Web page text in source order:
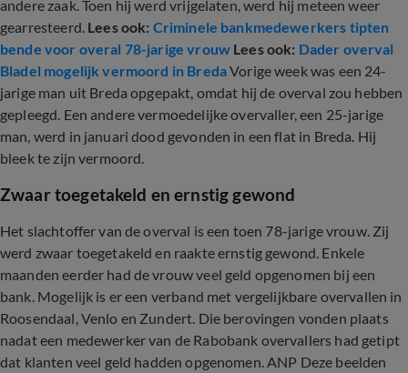
andere zaak. Toen hij werd vrijgelaten, werd hij meteen weer
gearresteerd. Lees ook: Criminele bankmedewerkers tipten
bende voor overal 78-jarige vrouwLees ook: Dader overval
Bladel mogelijk vermoord in BredaVorige week was een 24-
jarige man uit Breda opgepakt, omdat hij de overval zou hebben
gepleegd. Een andere vermoedelijke overvaller, een 25-jarige
man, werd in januari dood gevonden in een flat in Breda. Hij
bleek te zijn vermoord.
Zwaar toegetakeld en ernstig gewond
Het slachtoffer van de overval is een toen 78-jarige vrouw. Zij
werd zwaar toegetakeld en raakte ernstig gewond. Enkele
maanden eerder had de vrouw veel geld opgenomen bij een
bank. Mogelijk is er een verband met vergelijkbare overvallen in
Roosendaal, Venlo en Zundert. Die berovingen vonden plaats
nadat een medewerker van de Rabobank overvallers had getipt
dat klanten veel geld hadden opgenomen. ANP Deze beelden